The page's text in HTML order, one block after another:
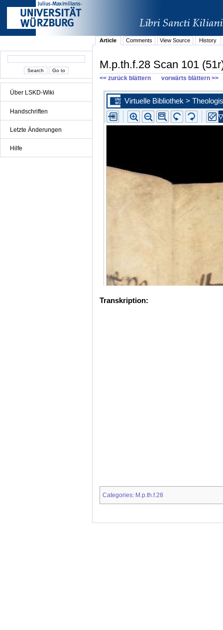
Über LSKD-Wiki
Handschriften
Letzte Änderungen
Hilfe
Article Comments View Source History
M.p.th.f.28 Scan 101
<< zurück blättern vorwärts blättern >>
Transkription:
Categories: M.p.th.f.28